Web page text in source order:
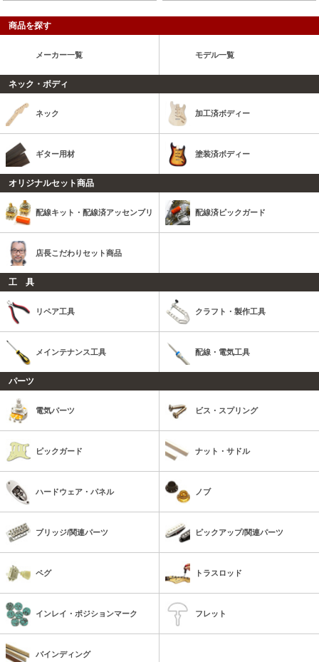
商品を探す
メーカー一覧 モデル一覧
ネック・ボディ
ネック 加工済ボディー
ギター用材 塗装済ボディー
オリジナルセット商品
配線キット・配線済アッセンブリ 配線済ピックガード
店長こだわりセット商品
工 具
リペア工具 クラフト・製作工具
メインテナンス工具 配線・電気工具
パーツ
電気パーツ ビス・スプリング
ピックガード ナット・サドル
ハードウェア・パネル ノブ
ブリッジ/関連パーツ ピックアップ/関連パーツ
ペグ トラスロッド
インレイ・ポジションマーク フレット
バインディング